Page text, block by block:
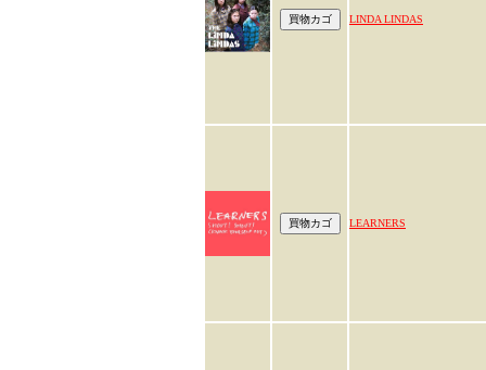
LINDA LINDAS
LEARNERS